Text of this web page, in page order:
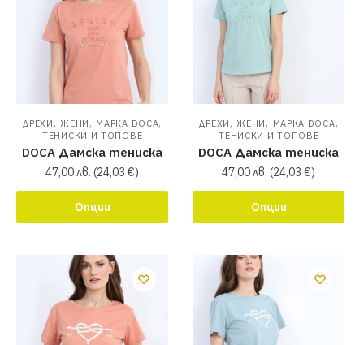
ДРЕХИ , ЖЕНИ , МАРКА DOCA,
ТЕНИСКИ И ТОПОВЕ
DOCA Дамска тениска
47,00лв. (24,03€)
Опции
ДРЕХИ , ЖЕНИ , МАРКА DOCA,
ТЕНИСКИ И ТОПОВЕ
DOCA Дамска тениска
47,00лв. (24,03€)
Опции